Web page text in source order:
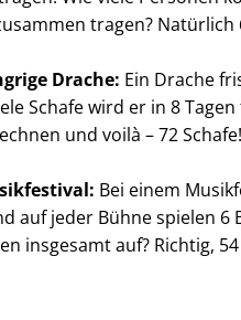
tragen? Natürlich
Drache: Ein Drache
Schafe wird er in 8 Tagen
und voilà – 72 Schafe!
Bei einem
auf jeder Bühne spielen 6
insgesamt auf? Richtig,